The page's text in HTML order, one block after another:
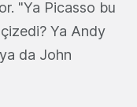
"Ya Picasso bu
Ya Andy
da John